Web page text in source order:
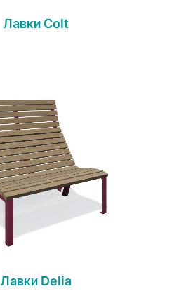
Лавки Colt
Лавки Delia